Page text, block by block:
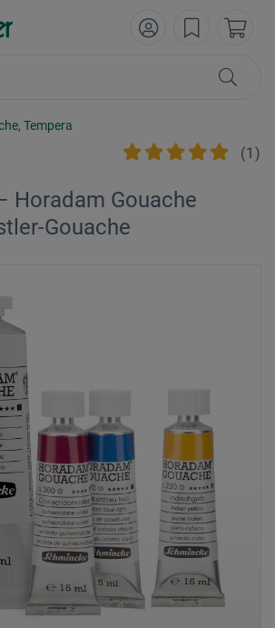
Tempera
(1 )
Horadam Gouache
Gouache